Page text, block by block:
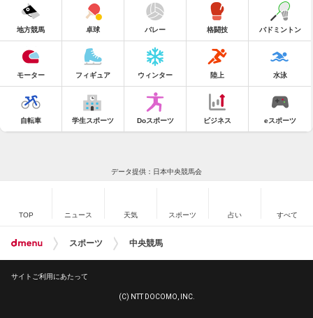
地方競馬 卓球 バレー 格闘技 バドミントン
モーター フィギュア ウィンター 陸上 水泳
自転車 学生スポーツ Doスポーツ ビジネス eスポーツ
データ提供：日本中央競馬会
TOP ニュース 天気 スポーツ 占い すべて
スポーツ 中央競馬
サイトご利用にあたって
(C) NTT DOCOMO, INC.